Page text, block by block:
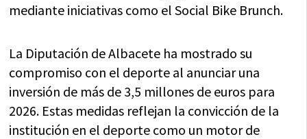
mediante iniciativas como el Social Bike Brunch.
La Diputación de Albacete ha mostrado su
compromiso con el deporte al anunciar una
inversión de más de 3,5 millones de euros para
2026. Estas medidas reflejan la convicción de la
institución en el deporte como un motor de